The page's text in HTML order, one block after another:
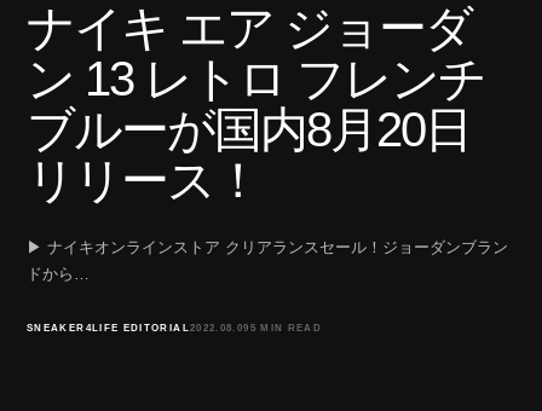
ナイキ エア ジョーダ
ン 13 レトロ フレンチ
ブルーが国内8月20日
リリース！
▶︎ ナイキオンラインストア クリアランスセール！ジョーダンブラン
ドから…
SNEAKER4LIFE EDITORIAL2022.08.09 5 MIN READ